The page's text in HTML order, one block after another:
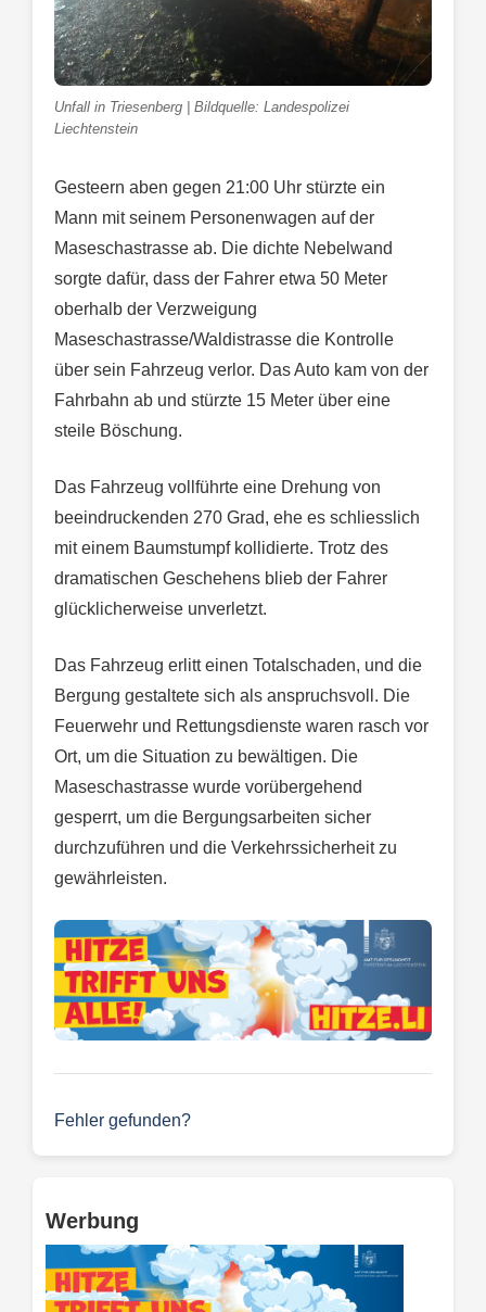
Unfall in Triesenberg | Bildquelle: Landespolizei
Liechtenstein
Gesteern aben gegen 21:00 Uhr stürzte ein
Mann mit seinem Personenwagen auf der
Maseschastrasse ab. Die dichte Nebelwand
sorgte dafür, dass der Fahrer etwa 50 Meter
oberhalb der Verzweigung
Maseschastrasse/Waldistrasse die Kontrolle
über sein Fahrzeug verlor. Das Auto kam von der
Fahrbahn ab und stürzte 15 Meter über eine
steile Böschung.
Das Fahrzeug vollführte eine Drehung von
beeindruckenden 270 Grad, ehe es schliesslich
mit einem Baumstumpf kollidierte. Trotz des
dramatischen Geschehens blieb der Fahrer
glücklicherweise unverletzt.
Das Fahrzeug erlitt einen Totalschaden, und die
Bergung gestaltete sich als anspruchsvoll. Die
Feuerwehr und Rettungsdienste waren rasch vor
Ort, um die Situation zu bewältigen. Die
Maseschastrasse wurde vorübergehend
gesperrt, um die Bergungsarbeiten sicher
durchzuführen und die Verkehrssicherheit zu
gewährleisten.
Fehler gefunden?
Werbung